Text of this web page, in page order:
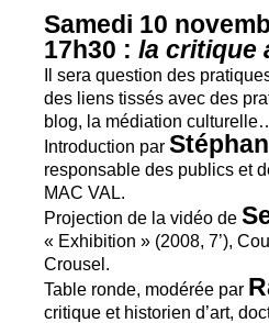
Samedi 10
17h30 : la critique
Il sera question des
des liens tissés avec des
blog, la médiation
Introduction par
responsable des publics et
MAC VAL.
Projection de la vidéo de
« Exhibition » (2008, 7’),
Crousel.
Table ronde, modérée par
critique et historien d’art,